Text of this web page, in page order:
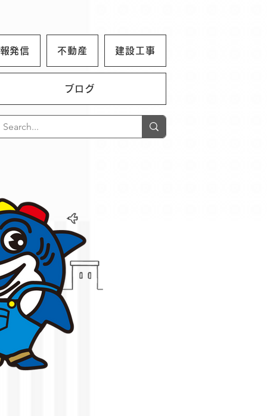
発信 不動産 建設工事
ブログ